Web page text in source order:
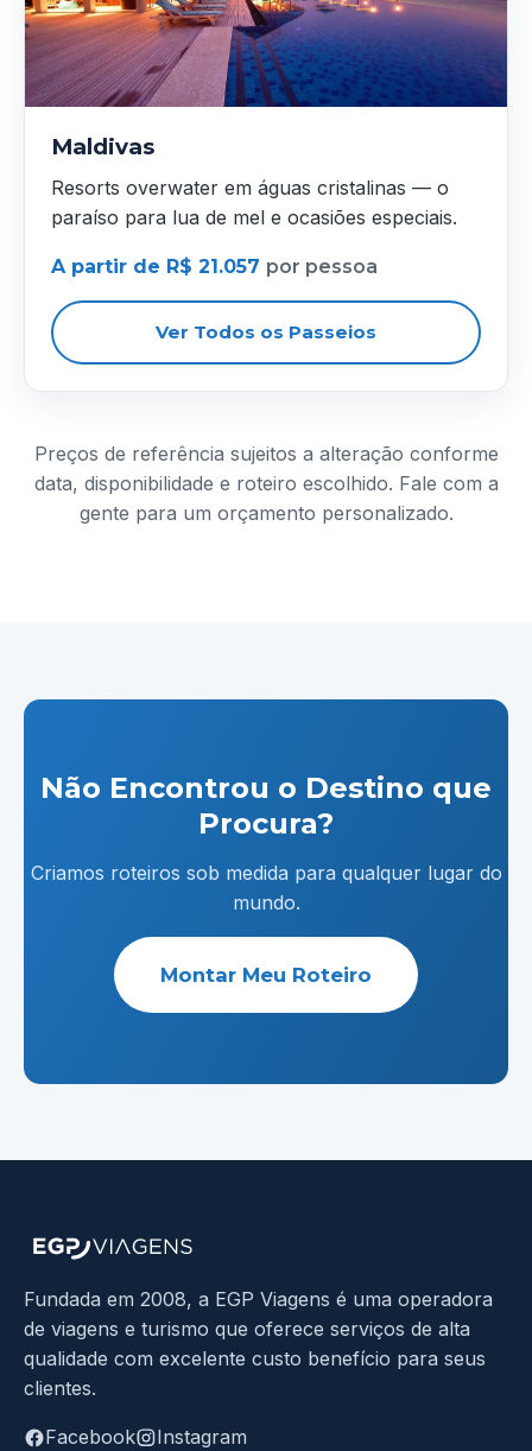
Maldivas
Resorts overwater em águas cristalinas — o
paraíso para lua de mel e ocasiões especiais.
A partir de R$ 21.057 por pessoa
Ver Todos os Passeios
Preços de referência sujeitos a alteração conforme
data, disponibilidade e roteiro escolhido. Fale com a
gente para um orçamento personalizado.
Não Encontrou o Destino que
Procura?
Criamos roteiros sob medida para qualquer lugar do
mundo.
Montar Meu Roteiro
Fundada em 2008, a EGP Viagens é uma operadora
de viagens e turismo que oferece serviços de alta
qualidade com excelente custo benefício para seus
clientes.
Facebook Instagram